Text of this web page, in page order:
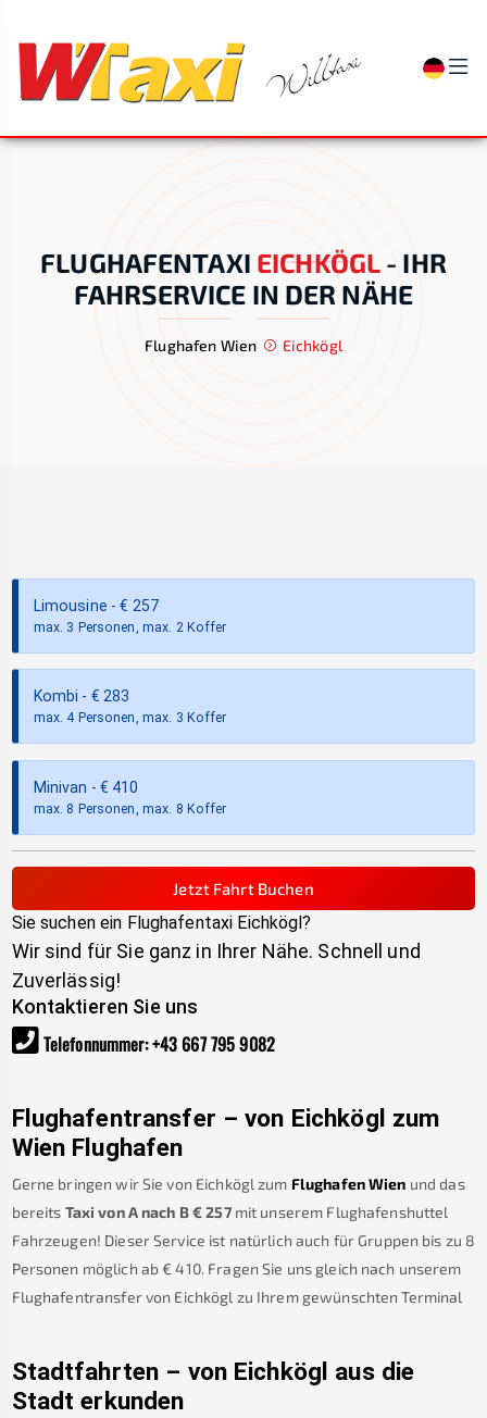
FLUGHAFENTAXI EICHKÖGL - IHR
FAHRSERVICE IN DER NÄHE
Flughafen Wien Eichkögl
Limousine - € 257
max. 3 Personen, max. 2 Koffer
Kombi - € 283
max. 4 Personen, max. 3 Koffer
Minivan - € 410
max. 8 Personen, max. 8 Koffer
Jetzt Fahrt Buchen
Sie suchen ein Flughafentaxi Eichkögl?
Wir sind für Sie ganz in Ihrer Nähe. Schnell und
Zuverlässig!
Kontaktieren Sie uns
Telefonnummer:+43 667 795 9082
Flughafentransfer – von Eichkögl zum
Wien Flughafen
Gerne bringen wir Sie von Eichkögl zum Flughafen Wien und das
bereits Taxi von A nach B€257 mit unserem Flughafenshuttel
Fahrzeugen! Dieser Service ist natürlich auch für Gruppen bis zu 8
Personen möglich ab € 410. Fragen Sie uns gleich nach unserem
Flughafentransfer von Eichkögl zu Ihrem gewünschten Terminal
Stadtfahrten – von Eichkögl aus die
Stadt erkunden